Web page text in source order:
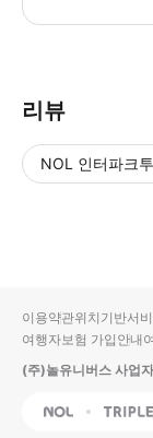
리뷰
NOL 인터파크
입니
다.
순
상
이용약관위치기반서
여행자보험 가입안내
(주)놀유니버스 사업
NOL Triple